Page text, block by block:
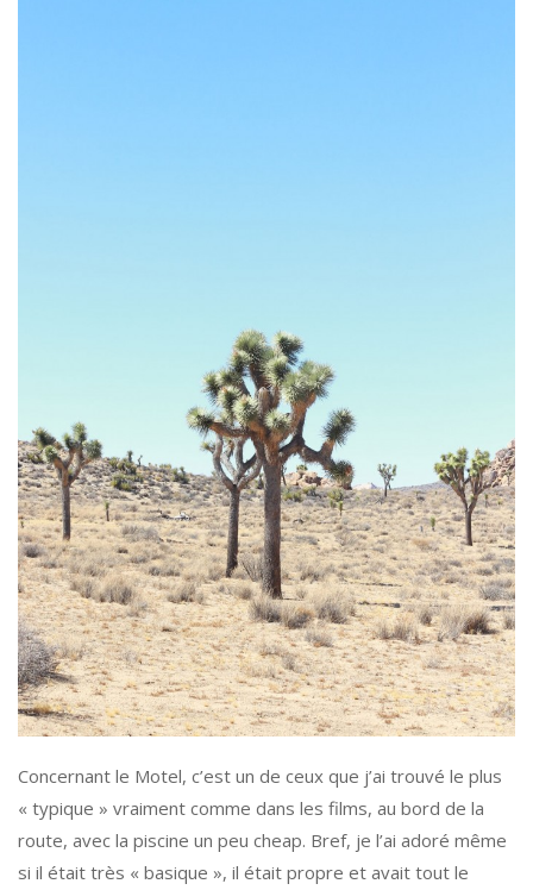
Concernant le Motel, c’est un de ceux que j’ai trouvé le plus
« typique » vraiment comme dans les films, au bord de la
route, avec la piscine un peu cheap. Bref, je l’ai adoré même
si il était très « basique », il était propre et avait tout le